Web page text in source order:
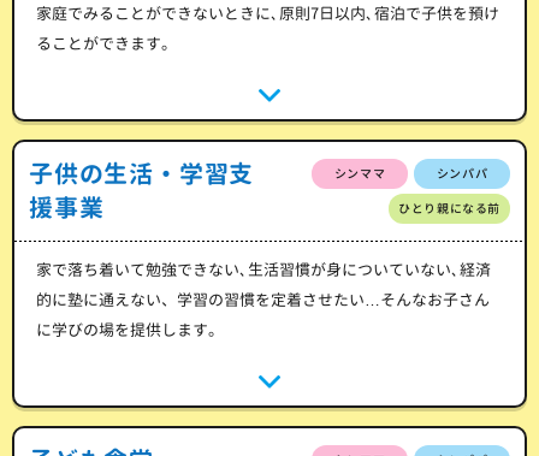
家庭でみることができないときに､原則7日以内､宿泊で子供を預け
ることができます。
子供の生活・学習支
援事業
シンママ シンパパ
ひとり親になる前
家で落ち着いて勉強できない､生活習慣が身についていない､経済
的に塾に通えない、学習の習慣を定着させたい…そんなお子さん
に学びの場を提供します。